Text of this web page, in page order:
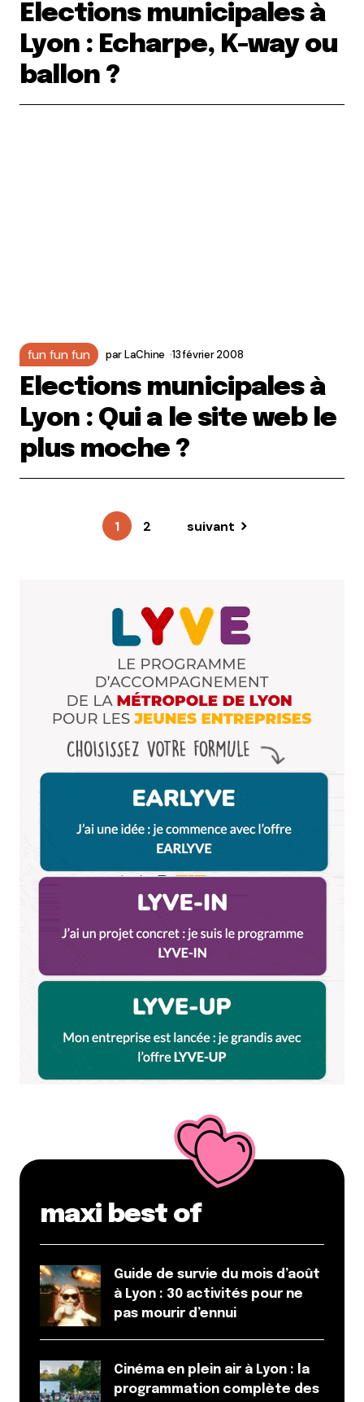
Elections municipales à
Lyon : Echarpe, K-way ou
ballon ?
fun fun fun parLaChine 13 février 2008
Elections municipales à
Lyon : Qui a le site web le
plus moche ?
1 2 suivant
maxi best of
Guide de survie du mois d’août
à Lyon : 30 activités pour ne
pas mourir d’ennui
Cinéma en plein air à Lyon : la
programmation complète des